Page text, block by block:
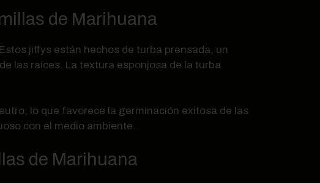
de Marihuana
jiffys están hechos de turba prensada, un
las raíces. La textura esponjosa de la turba
lo que favorece la germinación exitosa de las
con el medio ambiente.
de Marihuana